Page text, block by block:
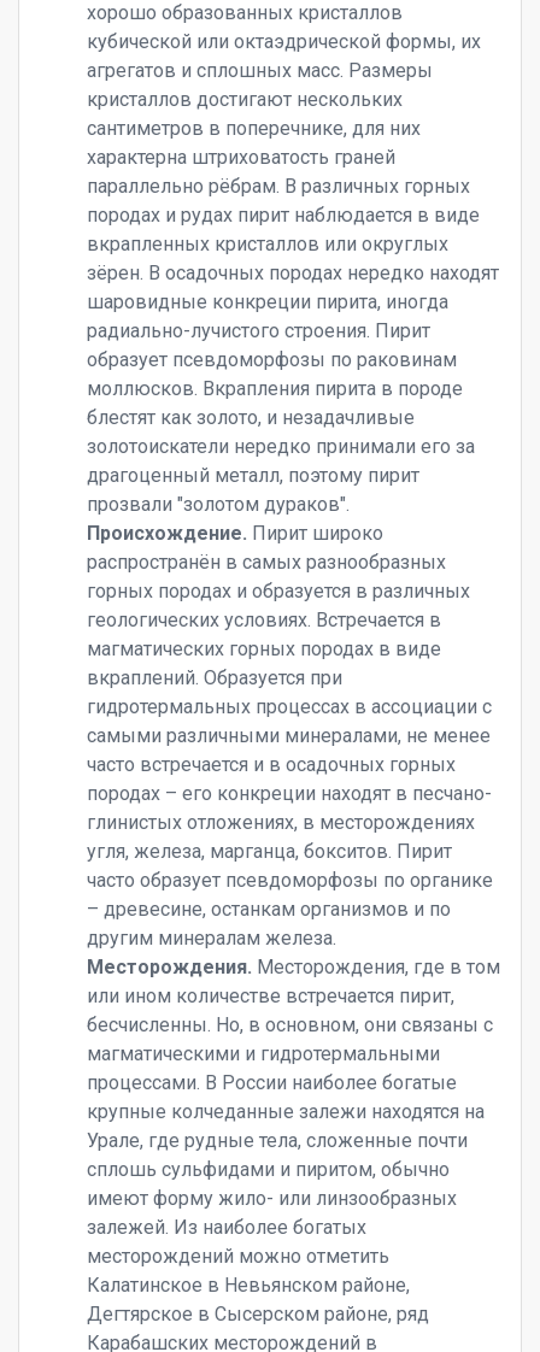
хорошо образованных кристаллов
кубической или октаэдрической формы, их
агрегатов и сплошных масс. Размеры
кристаллов достигают нескольких
сантиметров в поперечнике, для них
характерна штриховатость граней
параллельно рёбрам. В различных горных
породах и рудах пирит наблюдается в виде
вкрапленных кристаллов или округлых
зёрен. В осадочных породах нередко находят
шаровидные конкреции пирита, иногда
радиально-лучистого строения. Пирит
образует псевдоморфозы по раковинам
моллюсков. Вкрапления пирита в породе
блестят как золото, и незадачливые
золотоискатели нередко принимали его за
драгоценный металл, поэтому пирит
прозвали "золотом дураков".
Происхождение. Пирит широко
распространён в самых разнообразных
горных породах и образуется в различных
геологических условиях. Встречается в
магматических горных породах в виде
вкраплений. Образуется при
гидротермальных процессах в ассоциации с
самыми различными минералами, не менее
часто встречается и в осадочных горных
породах – его конкреции находят в песчано-
глинистых отложениях, в месторождениях
угля, железа, марганца, бокситов. Пирит
часто образует псевдоморфозы по органике
– древесине, останкам организмов и по
другим минералам железа.
Месторождения. Месторождения, где в том
или ином количестве встречается пирит,
бесчисленны. Но, в основном, они связаны с
магматическими и гидротермальными
процессами. В России наиболее богатые
крупные колчеданные залежи находятся на
Урале, где рудные тела, сложенные почти
сплошь сульфидами и пиритом, обычно
имеют форму жило- или линзообразных
залежей. Из наиболее богатых
месторождений можно отметить
Калатинское в Невьянском районе,
Дегтярское в Сысерском районе, ряд
Карабашских месторождений в